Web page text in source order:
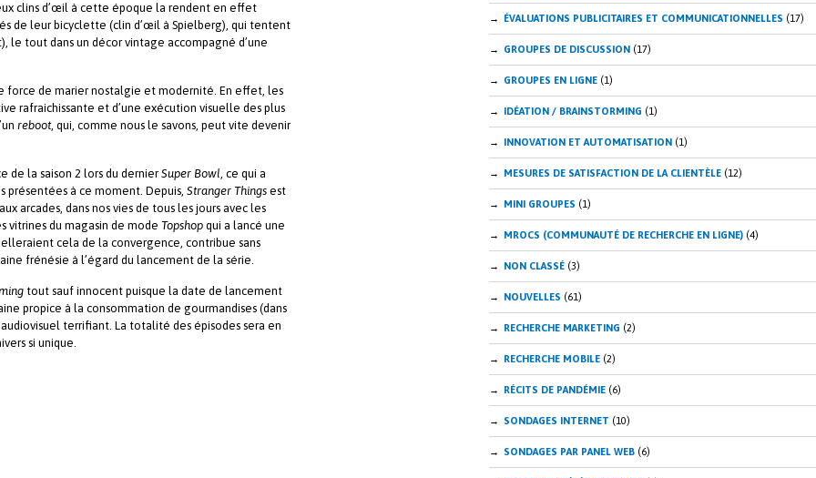
clins d’œil à cette époque la rendent en effet
de leur bicyclette (clin d’œil à Spielberg), qui tentent
le tout dans un décor vintage accompagné d’une
force de marier nostalgie et modernité. En effet, les
rafraichissante et d’une exécution visuelle des plus
reboot, qui, comme nous le savons, peut vite devenir
de la saison 2 lors du dernierSuper Bowl, ce qui a
présentées à ce moment. Depuis, Stranger Things est
arcades, dans nos vies de tous les jours avec les
vitrines du magasin de mode Topshopqui a lancé une
cela de la convergence, contribue sans
frénésie à l’égard du lancement de la série.
tout sauf innocent puisque la date de lancement
propice à la consommation de gourmandises (dans
terrifiant. La totalité des épisodes sera en
si unique.
ÉVALUATIONS PUBLICITAIRES ET COMMUNICATIONNELLES (17)
GROUPES DE DISCUSSION(17)
GROUPES EN LIGNE(1)
IDÉATION / BRAINSTORMING (1)
INNOVATION ET AUTOMATISATION(1)
MESURES DE SATISFACTION DE LA CLIENTÈLE(12)
MINI GROUPES (1)
MROCS (COMMUNAUTÉ DE RECHERCHE EN LIGNE)(4)
NON CLASSÉ(3)
NOUVELLES (61)
RECHERCHE MARKETING (2)
RECHERCHE MOBILE(2)
RÉCITS DE PANDÉMIE(6)
SONDAGES INTERNET (10)
SONDAGES PAR PANEL WEB(6)